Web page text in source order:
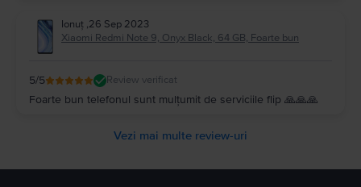
Ionuț ,26 Sep 2023
Xiaomi Redmi Note 9, Onyx Black, 64 GB, Foarte bun
5/5 Review verificat
Foarte bun telefonul sunt mulțumit de serviciile flip 🙏🙏🙏
Vezi mai multe review-uri